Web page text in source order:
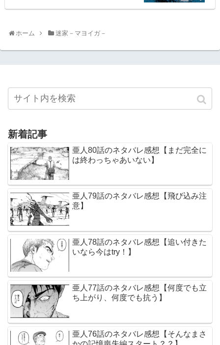
ホーム 迷家－マヨイガ－
新着記事
亜人80話のネタバレ感想【まだ完全に
は終わっちゃあいない】
亜人79話のネタバレ感想【飛び込み注
意】
亜人78話のネタバレ感想【追い付きた
いなら今はtry！】
亜人77話のネタバレ感想【何度でも立
ち上がり、何度でも抗う】
亜人76話のネタバレ感想【そんなまさ